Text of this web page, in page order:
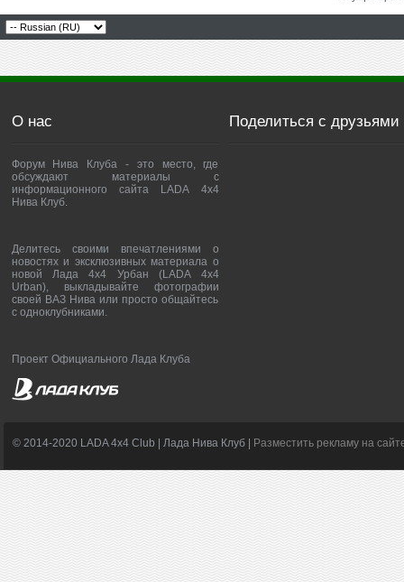
О нас
Форум Нива Клуба - это место, где
обсуждают материалы с
информационного сайта LADA 4x4
Нива Клуб.
Делитесь своими впечатлениями о
новостях и эксклюзивных материала о
новой Лада 4х4 Урбан (LADA 4x4
Urban), выкладывайте фотографии
своей ВАЗ Нива или просто общайтесь
с одноклубниками.
Проект Официального Лада Клуба
Поделиться с друзьями
© 2014-2020 LADA 4x4 Club | Лада Нива Клуб | Разместить рекламу на